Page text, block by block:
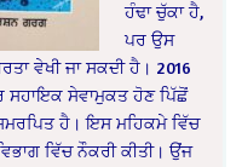
ਹੰਢਾ ਚੁੱਕਾ ਹੈ,
ਪਰ ਉਸ
ਵੇਖੀ ਜਾ ਸਕਦੀ ਹੈ। 2016
ਸਹਾਇਕ ਸੇਵਾਮੁਕਤ ਹੋਣ ਪਿੱਛੋਂ
ਹੈ। ਇਸ ਮਹਿਕਮੇ ਵਿੱਚ
ਵਿੱਚ ਨੌਕਰੀ ਕੀਤੀ। ਉਂਜ